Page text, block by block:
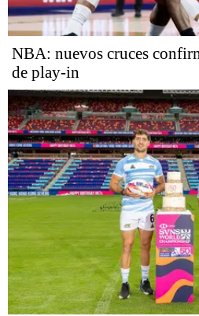
NBA: nuevos cruces
de play-in